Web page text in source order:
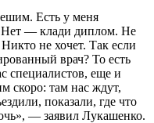
Есть у меня
— клади диплом. Не
не хочет. Так если
врач? То есть
специалистов, еще и
скоро: там нас ждут,
показали, где что
— заявил Лукашенко.